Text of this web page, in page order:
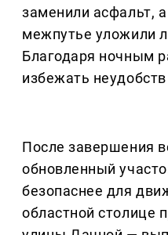
заменили асфальт,
межпутье уложили
Благодаря ночным
избежать
После завершения
обновленный
безопаснее для
областной столице